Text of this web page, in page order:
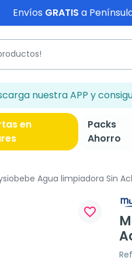
Envíos GRATIS a
nuestra APP y
en
Packs
Ahorro
Agua limpiadora Sin
favorite_border